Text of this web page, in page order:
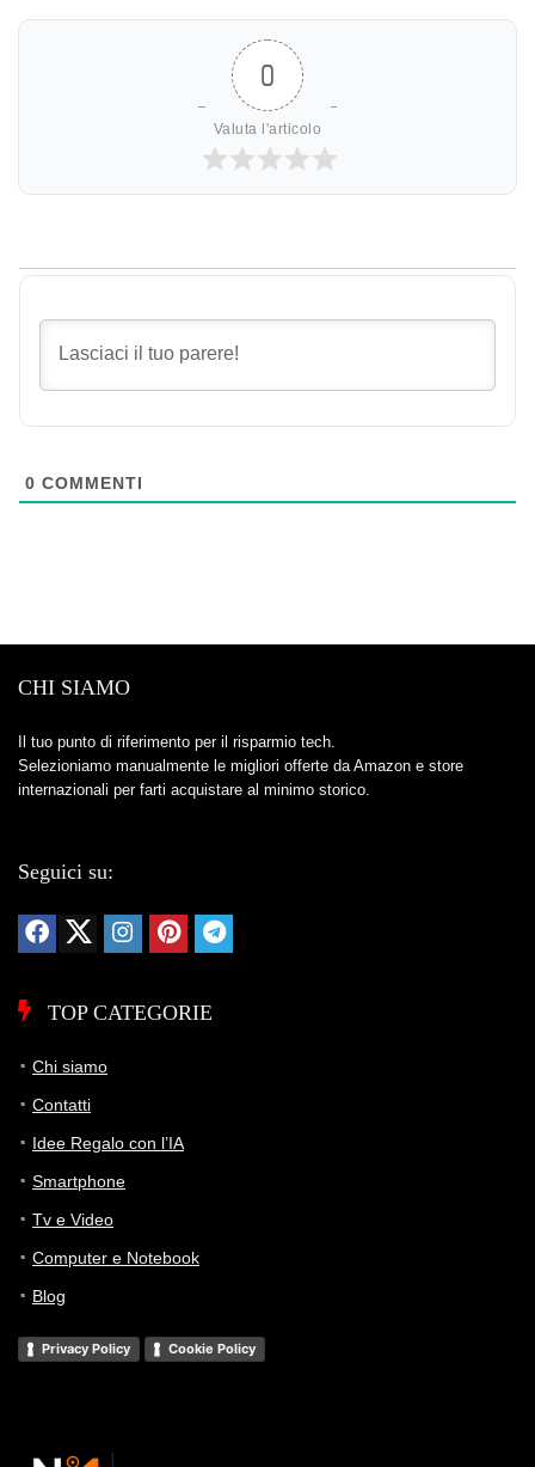
0
Valuta l'articolo
0 COMMENTI
CHI SIAMO
Il tuo punto di riferimento per il risparmio tech.
Selezioniamo manualmente le migliori offerte da Amazon e store
internazionali per farti acquistare al minimo storico.
Seguici su:
TOP CATEGORIE
Chi siamo
Contatti
Idee Regalo con l’IA
Smartphone
Tv e Video
Computer e Notebook
Blog
Privacy Policy Cookie Policy